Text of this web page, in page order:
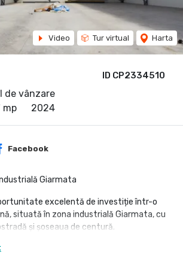
ID CP2334510
de vânzare
mp 2024
Video Tur virtual Harta
Facebook
Giarmata
excelentă de investiție într-o
situată în zona industrială Giarmata, cu
și șoseaua de centură.
oferind un spațiu generos,